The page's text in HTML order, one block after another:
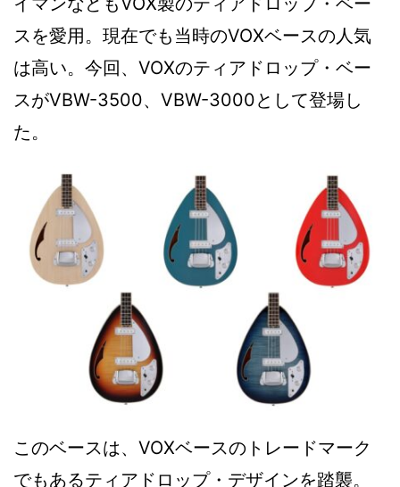
スを愛用。現在でも当時のVOXベースの人気
は高い。今回、VOXのティアドロップ・ベー
スがVBW-3500、VBW-3000として登場し
た。
このベースは、VOXベースのトレードマーク
でもあるティアドロップ・デザインを踏襲。